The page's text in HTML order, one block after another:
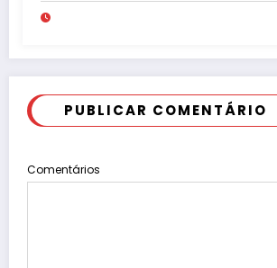
PUBLICAR COMENTÁRIO
Comentários